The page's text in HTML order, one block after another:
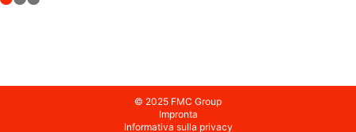
© 2025 FMC Group
Impronta
Informativa sulla privacy